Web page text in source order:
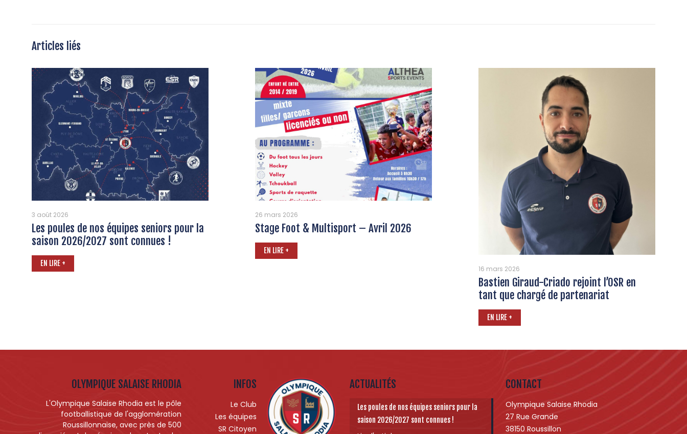
Articles liés
3 août 2026
Les poules de nos équipes seniors pour la
saison 2026/2027 sont connues !
EN LIRE +
26 mars 2026
Stage Foot & Multisport – Avril 2026
EN LIRE +
16 mars 2026
Bastien Giraud-Criado rejoint l’OSR en
tant que chargé de partenariat
EN LIRE +
OLYMPIQUE SALAISE RHODIA
L'Olympique Salaise Rhodia est le pôle
footballistique de l'agglomération
Roussillonnaise, avec près de 500
INFOS
Le Club
Les équipes
SR Citoyen
ACTUALITÉS
Les poules de nos équipes seniors pour la
saison 2026/2027 sont connues !
CONTACT
Olympique Salaise Rhodia
27 Rue Grande
38150 Roussillon